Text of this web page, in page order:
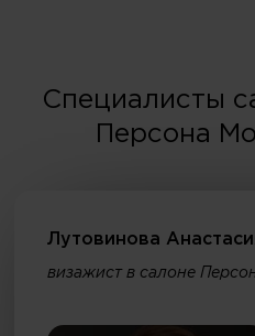
Специалисты
Персона
Лутовинова
визажист в салоне